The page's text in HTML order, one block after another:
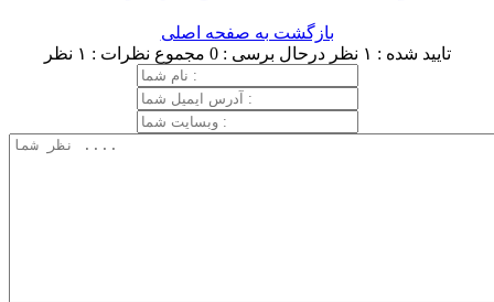
بازگشت به صفحه اصلی
تایید شده : ۱ نظر
درحال برسی : 0 مجموع نظرات : ۱ نظر